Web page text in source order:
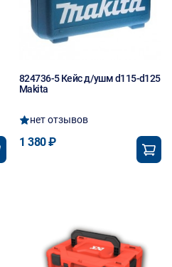
824736-5 Кейс д/ушм d115-d125
Makita
нет отзывов
1 380 ₽